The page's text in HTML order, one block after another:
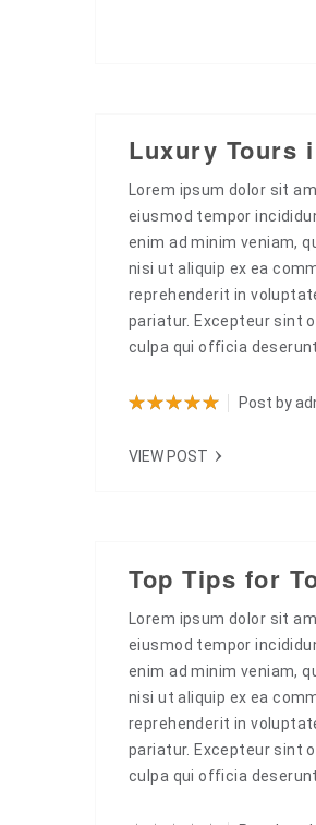
Luxury Tours
Lorem ipsum dolor sit
eiusmod tempor
enim ad minim veniam,
nisi ut aliquip ex ea
reprehenderit in
pariatur. Excepteur sint
culpa qui officia
Post by
VIEW POST
Top Tips for
Lorem ipsum dolor sit
eiusmod tempor
enim ad minim veniam,
nisi ut aliquip ex ea
reprehenderit in
pariatur. Excepteur sint
culpa qui officia